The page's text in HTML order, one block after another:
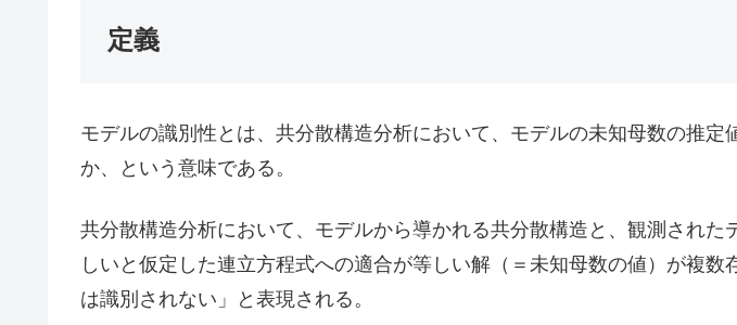
定義
モデルの識別性とは、共分散構造分析において、モデルの未知母数の推定
か、という意味である。
共分散構造分析において、モデルから導かれる共分散構造と、観測された
しいと仮定した連立方程式への適合が等しい解（＝未知母数の値）が複数
は識別されない」と表現される。